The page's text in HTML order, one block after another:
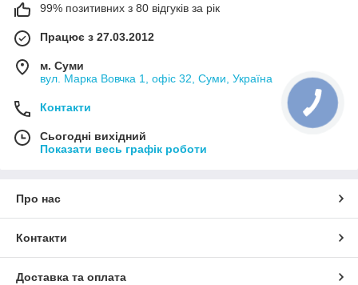
99% позитивних з 80 відгуків за рік
Працює з 27.03.2012
м. Суми
вул. Марка Вовчка 1, офіс 32, Суми, Україна
Контакти
Сьогодні вихідний
Показати весь графік роботи
Про нас
Контакти
Доставка та оплата